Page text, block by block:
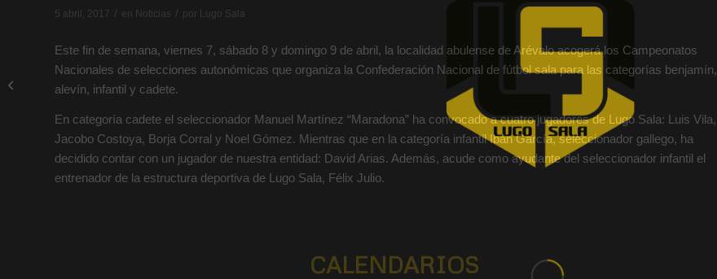
5 abril, 2017 / en Noticias / por Lugo Sala
Este fin de semana, viernes 7, sábado 8 y domingo 9 de abril, la localidad abulense de Arévalo acogerá los Campeonatos
Nacionales de selecciones autonómicas que organiza la Confederación Nacional de fútbol sala para las categorías benjamín,
alevín, infantil y cadete.
En categoría cadete el seleccionador Manuel Martínez “Maradona” ha convocado a cuatro jugadores de Lugo Sala: Luis Vila,
Jacobo Costoya, Borja Corral y Noel Gómez. Mientras que en la categoría infantil Ibán García, seleccionador gallego, ha
decidido contar con un jugador de nuestra entidad: David Arias. Además, acude como ayudante del seleccionador infantil el
entrenador de la estructura deportiva de Lugo Sala, Félix Julio.
CALENDARIOS
Victoria del juvenil y
derrota del infantil: